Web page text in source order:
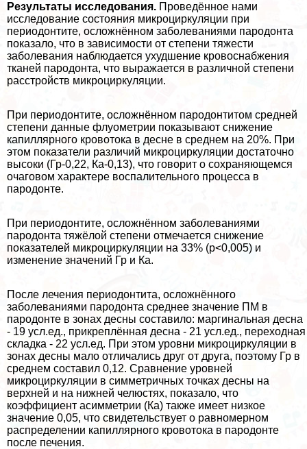
Результаты исследования. Проведённое нами
исследование состояния микроциркуляции при
периодонтите, осложнённом заболеваниями пародонта
показало, что в зависимости от степени тяжести
заболевания наблюдается ухудшение кровоснабжения
тканей пародонта, что выражается в различной степени
расстройств микроциркуляции.
При периодонтите, осложнённом пародонтитом средней
степени данные флуометрии показывают снижение
капиллярного кровотока в десне в среднем на 20%. При
этом показатели различий микроциркуляции достаточно
высоки (Гр-0,22, Ка-0,13), что говорит о сохраняющемся
очаговом хаpaктере воспалительного процесса в
пародонте.
При периодонтите, осложнённом заболеваниями
пародонта тяжёлой степени отмечается снижение
показателей микроциркуляции на 33% (р<0,005) и
изменение значений Гр и Ка.
После лечения периодонтита, осложнённого
заболеваниями пародонта среднее значение ПМ в
пародонте в зонах десны составило: маргинальная десна
- 19 усл.ед., прикреплённая десна - 21 усл.ед., переходная
складка - 22 усл.ед. При этом уровни микроциркуляции в
зонах десны мало отличались друг от друга, поэтому Гр в
среднем составил 0,12. Сравнение уровней
микроциркуляции в симметричных точках десны на
верхней и на нижней челюстях, показало, что
коэффициент асимметрии (Ка) также имеет низкое
значение 0,05, что свидетельствует о равномерном
распределении капиллярного кровотока в пародонте
после печения.